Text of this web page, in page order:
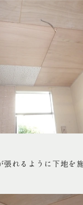
れるように下地を